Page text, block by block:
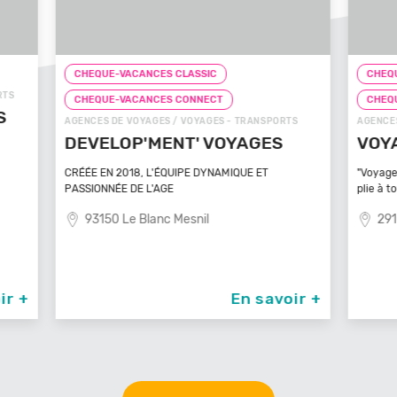
+
CHEQUE-VACANCES CLASSIC
CHEQUE-VACANCES CONNECT
AGENCES DE VOYAGES / VOYAGES - TRANSPORTS
VOYAGEZ VOS REVES
"Voyagez vos rêves - L'agence de voyage qui se
plie à tout
29100 Poullan Sur Mer
En savoir +
ZOOS,